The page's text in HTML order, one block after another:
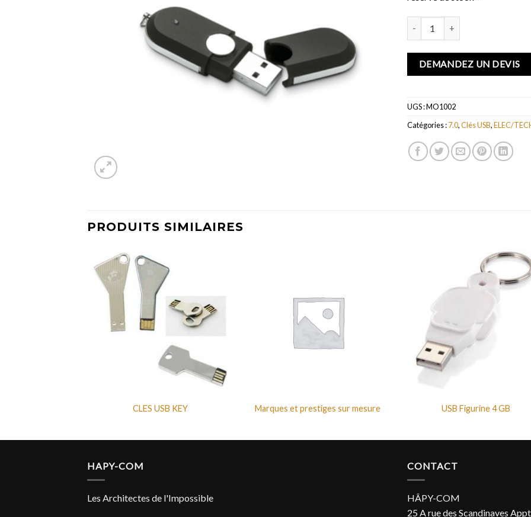
DEMANDEZ UN DEVIS
UGS :MO1002
Catégories :7.0,Clés USB,ELEC/
PRODUITS SIMILAIRES
CLES USB KEY Marques et prestiges sur mesure USB Figurine 4 GB
HAPY-COM
Les Architectes de l'Impossible
CONTACT
HÂPY-COM
25 A rue des Scandinaves